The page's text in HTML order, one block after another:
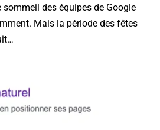
sommeil des équipes de Google
Mais la période des fêtes